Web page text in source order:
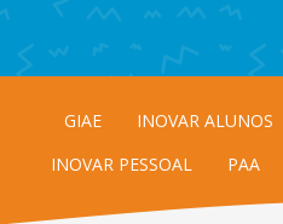
GIAE INOVAR ALUNOS
INOVAR PESSOAL
PAA